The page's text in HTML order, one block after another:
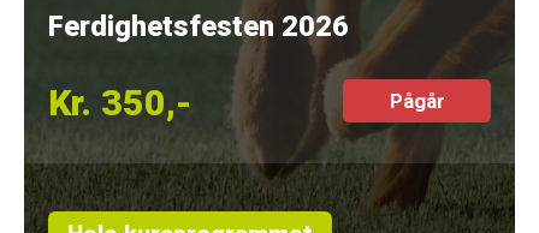
Ferdighetsfesten 2026
Kr. 350,- Pågår